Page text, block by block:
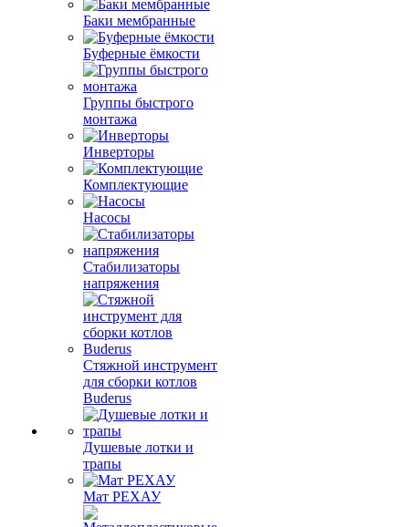
Баки мембранные
Буферные ёмкости
Группы быстрого
монтажа
Инверторы
Комплектующие
Насосы
Стабилизаторы
напряжения
Стяжной инструмент
для сборки котлов
Buderus
Душевые лотки и
трапы
Мат РЕХАУ